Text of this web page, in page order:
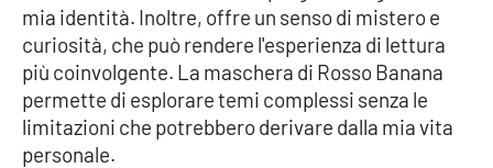
mia identità. Inoltre, offre un senso di mistero e
curiosità, che può rendere l'esperienza di lettura
più coinvolgente. La maschera di Rosso Banana
permette di esplorare temi complessi senza le
limitazioni che potrebbero derivare dalla mia vita
personale.